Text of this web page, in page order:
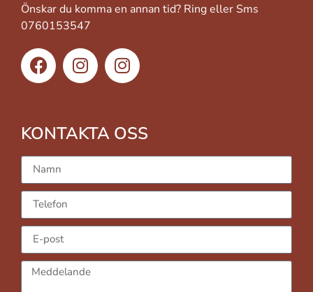
Önskar du komma en annan tid? Ring eller Sms
0760153547
KONTAKTA OSS